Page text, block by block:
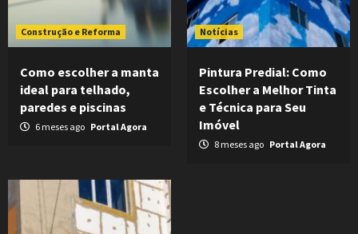
Construção e Reforma
Como escolher a manta
ideal para telhado,
paredes e piscinas
6 meses ago Portal Agora
Notícias
Pintura Predial: Como
Escolher a Melhor Tinta
e Técnica para Seu
Imóvel
8 meses ago Portal Agora